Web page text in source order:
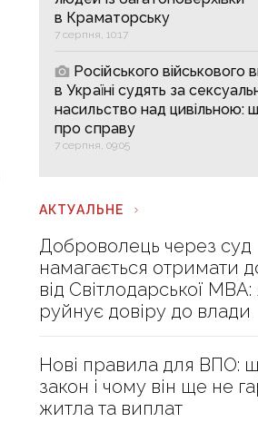
в Краматорську
7 серпня, 10:17
Російського військового
в Україні судять за
насильство над цивільною:
про справу
7 серпня, 09:05
АКТУАЛЬНЕ
Доброволець через суд
намагається отримати
від Світлодарської
руйнує довіру до влади
Нові правила для ВПО:
закон і чому він ще не
житла та виплат